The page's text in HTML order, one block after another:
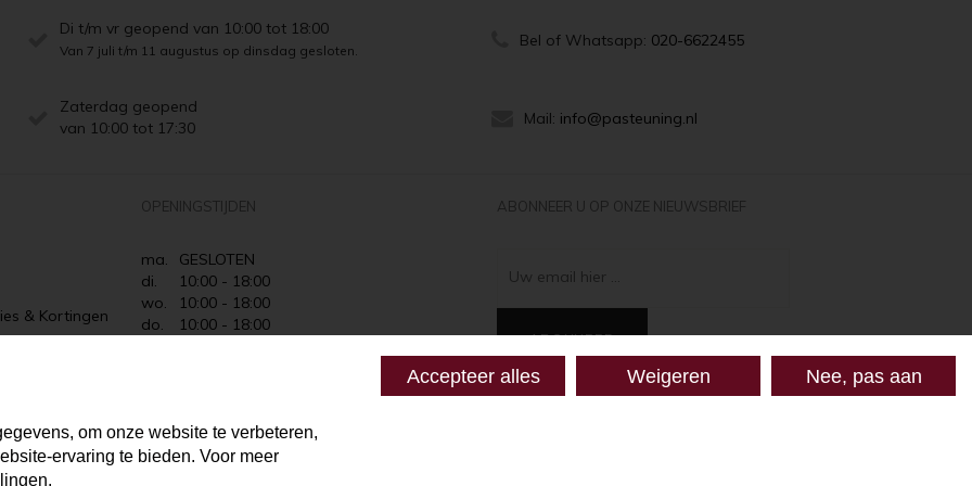
Di t/m vr geopend van 10:00 tot 18:00
Van 7 juli t/m 11 augustus op dinsdag gesloten.
Bel of Whatsapp: 020-6622455
Zaterdag geopend
van 10:00 tot 17:30
Mail: info@pasteuning.nl
& Kortingen
OPENINGSTIJDEN
ma.
GESLOTEN
di.
10:00 - 18:00
wo.
10:00 - 18:00
do.
10:00 - 18:00
ABONNEER U OP ONZE NIEUWSBRIEF
Uw email hier ...
ABONNEER
om onze website te verbeteren,
ervaring te bieden. Voor meer
Accepteer alles Weigeren Nee, pas aan